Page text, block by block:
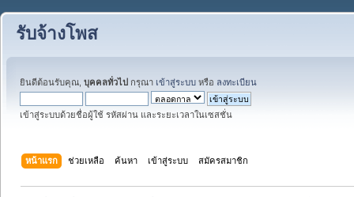
รับจ้างโพส
ยินดีต้อนรับคุณ, บุคคลทั่วไป กรุณา เข้าสู่ระบบ หรือ ลงทะเบียน
เข้าสู่ระบบด้วยชื่อผู้ใช้ รหัสผ่าน และระยะเวลาในเซสชั่น
หน้าแรก ช่วยเหลือ ค้นหา เข้าสู่ระบบ สมัครสมาชิก